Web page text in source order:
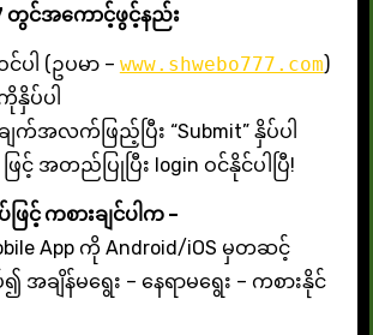
တွင်အကောင့်ဖွင့်နည်း
ါ (ဥပမာ – www.shwebo777.com)
နှိပ်ပါ
အလက်ဖြည့်ပြီး “Submit” နှိပ်ပါ
ဖြင့် အတည်ပြုပြီး login ဝင်နိုင်ပါပြီ!
င့် ကစားချင်ပါက –
App ကို Android/iOS မှတဆင့်
အချိန်မရွေး – နေရာမရွေး – ကစားနိုင်